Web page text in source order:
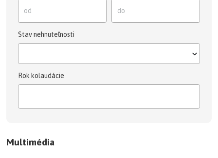
Stav nehnuteľnosti
Rok kolaudácie
Multimédia